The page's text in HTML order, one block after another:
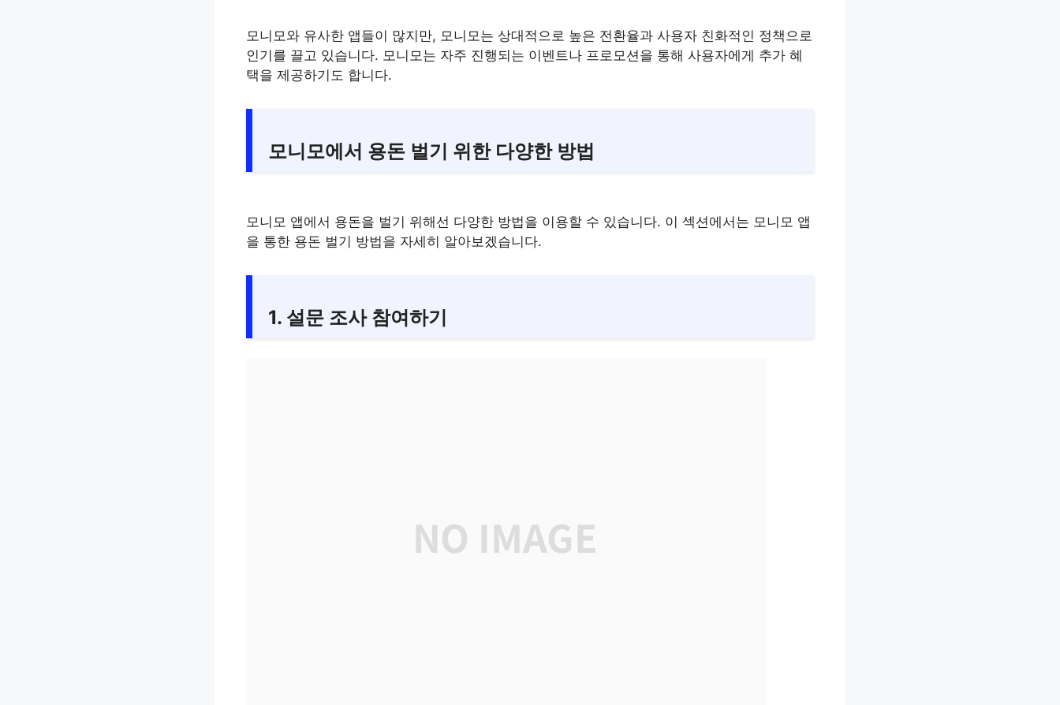
모니모와 유사한 앱들이 많지만, 모니모는 상대적으로 높은 전환율과 사용자 친화적인 정책으로
인기를 끌고 있습니다. 모니모는 자주 진행되는 이벤트나 프로모션을 통해 사용자에게 추가 혜
택을 제공하기도 합니다.
모니모에서 용돈 벌기 위한 다양한 방법
모니모 앱에서 용돈을 벌기 위해선 다양한 방법을 이용할 수 있습니다. 이 섹션에서는 모니모 앱
을 통한 용돈 벌기 방법을 자세히 알아보겠습니다.
1. 설문 조사 참여하기